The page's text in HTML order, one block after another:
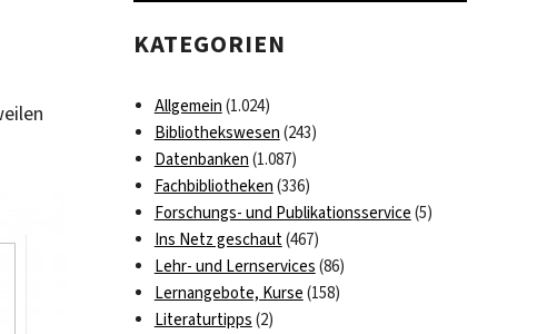
KATEGORIEN
Allgemein (1.024)
Bibliothekswesen (243)
Datenbanken (1.087)
Fachbibliotheken (336)
Forschungs- und Publikationsservice (5)
Ins Netz geschaut(467)
Lehr- und Lernservices (86)
Lernangebote, Kurse (158)
Literaturtipps (2)